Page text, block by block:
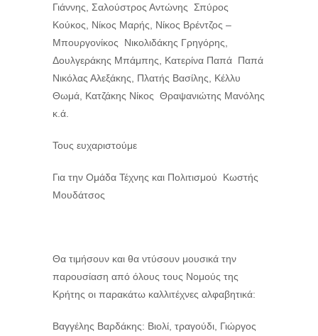
Γιάννης, Σαλούστρος Αντώνης Σπύρος
Κούκος, Νίκος Μαρής, Νίκος Βρέντζος –
Μπουργονίκος Νικολιδάκης Γρηγόρης,
Δουλγεράκης Μπάμπης, Κατερίνα Παπά Παπά
Νικόλας Αλεξάκης, Πλατής Βασίλης, Κέλλυ
Θωμά, Κατζάκης Νίκος Θραψανιώτης Μανόλης
κ.ά.
Τους ευχαριστούμε
Για την Ομάδα Τέχνης και Πολιτισμού Κωστής
Μουδάτσος
Θα τιμήσουν και θα ντύσουν μουσικά την
παρουσίαση από όλους τους Νομούς της
Κρήτης οι παρακάτω καλλιτέχνες αλφαβητικά:
Βαγγέλης Βαρδάκης: Βιολί, τραγούδι, Γιώργος